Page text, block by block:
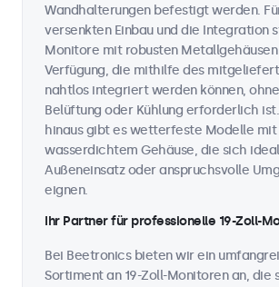
Wandhalterungen befestigt werden.
versenkten Einbau und die Integration
Monitore mit robusten Metallgehäusen
Verfügung, die mithilfe des
nahtlos integriert werden können,
Belüftung oder Kühlung erforderlich
hinaus gibt es wetterfeste Modelle mit
wasserdichtem Gehäuse, die sich
Außeneinsatz oder anspruchsvolle
eignen.
Ihr Partner für professionelle 19-Zoll-
Bei Beetronics bieten wir ein
Sortiment an 19-Zoll-Monitoren an, die